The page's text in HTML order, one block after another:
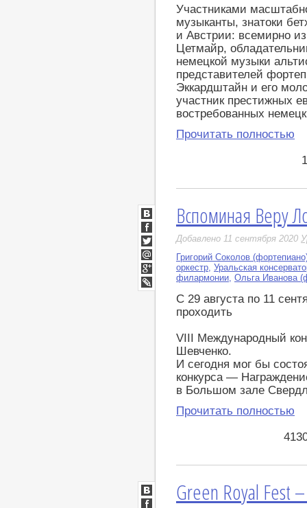
Участниками
музыканты, знатоки
и Австрии: всемирно
Цетмайр,
немецкой музыки
представителей
Эккардштайн и его
участник престижных
востребованных
Прочитать полностью
Вспоминая Веру
Добавлено 11 сентября 2020
Григорий Соколов
оркестр Уральская
филармонии Ольга Иванова
С 29 августа по 11
проходить
VIII Международный
Шевченко.
И сегодня мог бы
конкурса —
в Большом зале
Прочитать полностью
ВКонтакте
Facebook
Twitter
Мой
Мир
Google+
LiveJournal
Green Royal Fest
ВКонтакте